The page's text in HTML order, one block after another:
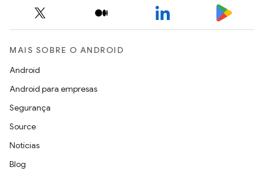
MAIS SOBRE O ANDROID
Android
Android para empresas
Segurança
Source
Notícias
Blog